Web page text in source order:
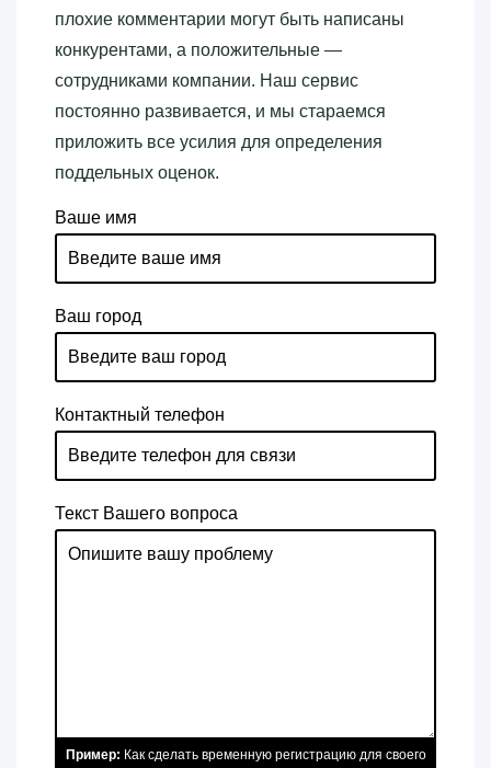
плохие комментарии могут быть написаны
конкурентами, а положительные —
сотрудниками компании. Наш сервис
постоянно развивается, и мы стараемся
приложить все усилия для определения
поддельных оценок.
Ваше имя
Ваш город
Контактный телефон
Текст Вашего вопроса
Пример: Как сделать временную регистрацию для своего